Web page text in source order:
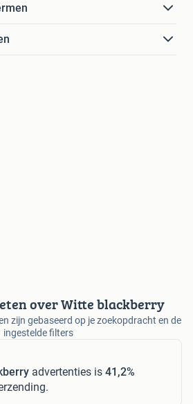
over Witte blackberry
zijn gebaseerd op je zoekopdracht en de
ingestelde filters
advertenties is 41,2%